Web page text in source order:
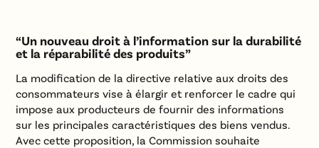
“Un nouveau droit à l’information sur la durabilité
et la réparabilité des produits”
La modification de la directive relative aux droits des
consommateurs vise à élargir et renforcer le cadre qui
impose aux producteurs de fournir des informations
sur les principales caractéristiques des biens vendus.
Avec cette proposition, la Commission souhaite